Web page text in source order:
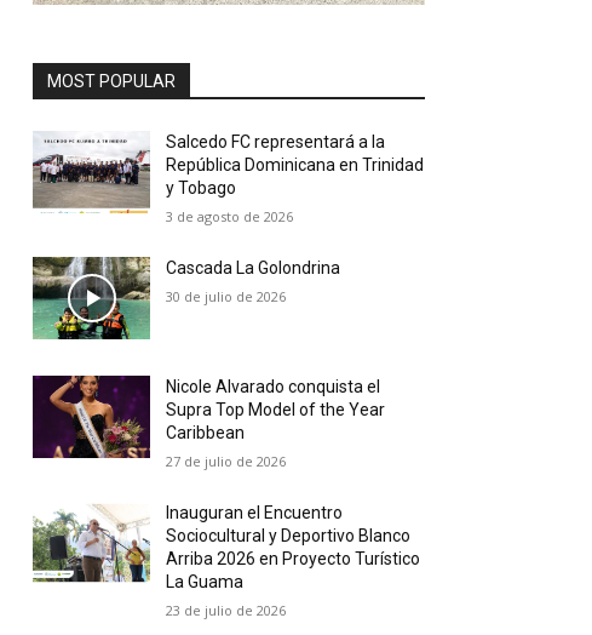
MOST POPULAR
Salcedo FC representará a la
República Dominicana en Trinidad
y Tobago
3 de agosto de 2026
Cascada La Golondrina
30 de julio de 2026
Nicole Alvarado conquista el
Supra Top Model of the Year
Caribbean
27 de julio de 2026
Inauguran el Encuentro
Sociocultural y Deportivo Blanco
Arriba 2026 en Proyecto Turístico
La Guama
23 de julio de 2026